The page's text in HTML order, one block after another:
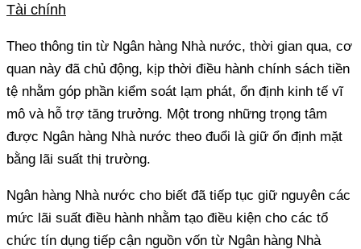
Tài chính
Theo thông tin từ Ngân hàng Nhà nước, thời gian qua, cơ
quan này đã chủ động, kịp thời điều hành chính sách tiền
tệ nhằm góp phần kiểm soát lạm phát, ổn định kinh tế vĩ
mô và hỗ trợ tăng trưởng. Một trong những trọng tâm
được Ngân hàng Nhà nước theo đuổi là giữ ổn định mặt
bằng lãi suất thị trường.
Ngân hàng Nhà nước cho biết đã tiếp tục giữ nguyên các
mức lãi suất điều hành nhằm tạo điều kiện cho các tổ
chức tín dụng tiếp cận nguồn vốn từ Ngân hàng Nhà